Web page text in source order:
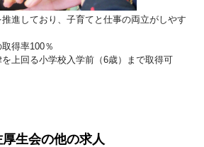
進しており、子育てと仕事の両立がしやす
得率100％
を上回る小学校入学前（6歳）まで取得可
生会の他の求人